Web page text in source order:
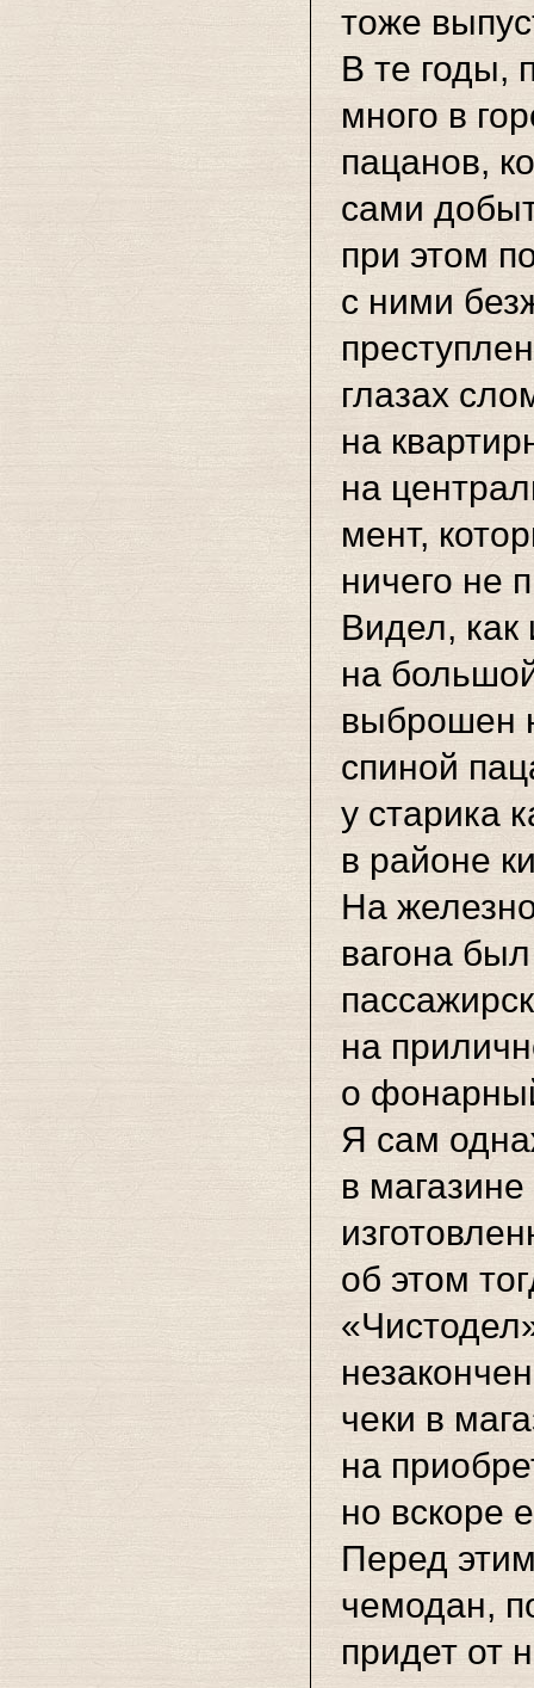
тоже
В те годы,
много в
пацанов,
сами
при этом
с ними
глазах
на
на
мент,
ничего не
Видел, как
на
выброшен
спиной
у старика
в районе
На
вагона
на
о
Я сам
в
об этом
чеки в
на
но вскоре
Перед
чемодан,
придет от